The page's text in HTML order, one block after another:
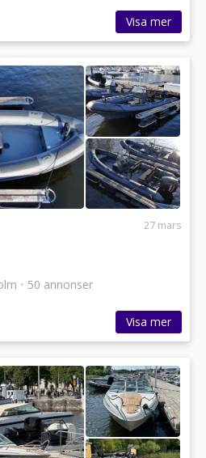
Visa mer
27 mars
• 50 annonser
Visa mer